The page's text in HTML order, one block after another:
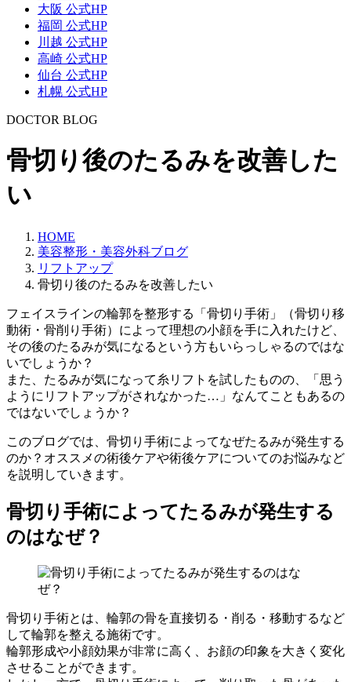
大阪 公式HP
福岡 公式HP
川越 公式HP
高崎 公式HP
仙台 公式HP
札幌 公式HP
DOCTOR BLOG
骨切り後のたるみを改善した
い
HOME
美容整形・美容外科ブログ
リフトアップ
骨切り後のたるみを改善したい
フェイスラインの輪郭を整形する
「骨切り手術」（骨切り移
動術・骨削り手術） によって理想の小顔を手に入れたけど、
その後のたるみが気になる という方もいらっしゃるのではな
いでしょうか？
また、たるみが気になって糸リフトを試したものの、
「思う
ようにリフトアップがされなかった…」 なんてこともあるの
ではないでしょうか？
このブログでは、骨切り手術によってなぜたるみが発生する
のか？オススメの術後ケアや術後ケアについてのお悩みなど
を説明していきます。
骨切り手術によってたるみが発生する
のはなぜ？
骨切り手術とは、 輪郭の骨を直接切る・削る・移動するなど
して輪郭を整える施術です。
輪郭形成や小顔効果が非常に高く、お顔の印象を大きく変化
させることができます。